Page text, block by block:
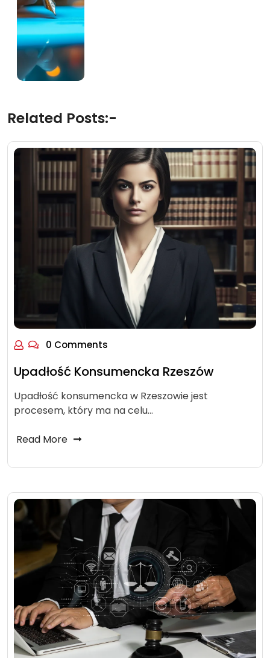
Related Posts:-
0 Comments
Upadłość Konsumencka Rzeszów
Upadłość konsumencka w Rzeszowie jest
procesem, który ma na celu…
Read More